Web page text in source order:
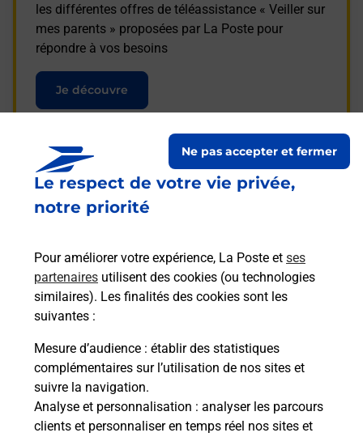
Le respect de votre vie privée,
notre priorité
Pour améliorer votre expérience, La Poste et ses
partenaires utilisent des cookies (ou technologies
similaires). Les finalités des cookies sont les
suivantes :
Mesure d’audience : établir des statistiques
complémentaires sur l’utilisation de nos sites et
suivre la navigation.
Analyse et personnalisation : analyser les parcours
clients et personnaliser en temps réel nos sites et
Ne pas accepter et fermer
les différentes offres de téléassistance « Veiller sur
mes parents » proposées par La Poste pour
répondre à vos besoins
Je découvre
Questions fréquemment
posées
La téléassistance classique avec
médaillon d’alarme qu’est ce que
c’est ?
Comment fonctionne la
téléassistance classique ?